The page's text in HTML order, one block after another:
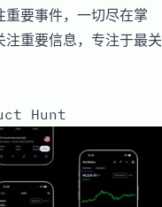
要事件，一切尽在掌
重要信息，专注于最关
Hunt